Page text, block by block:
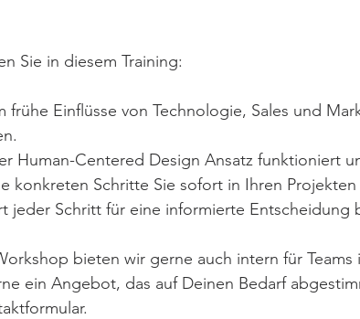
Sie in diesem Training:
frühe Einflüsse von Technologie, Sales und
Human-Centered Design Ansatz funktioniert
konkreten Schritte Sie sofort in Ihren
jeder Schritt für eine informierte Entscheidung
bieten wir gerne auch intern für
ein Angebot, das auf Deinen Bedarf